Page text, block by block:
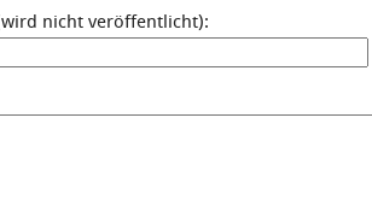
nicht veröffentlicht):